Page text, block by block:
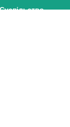
Суспільство